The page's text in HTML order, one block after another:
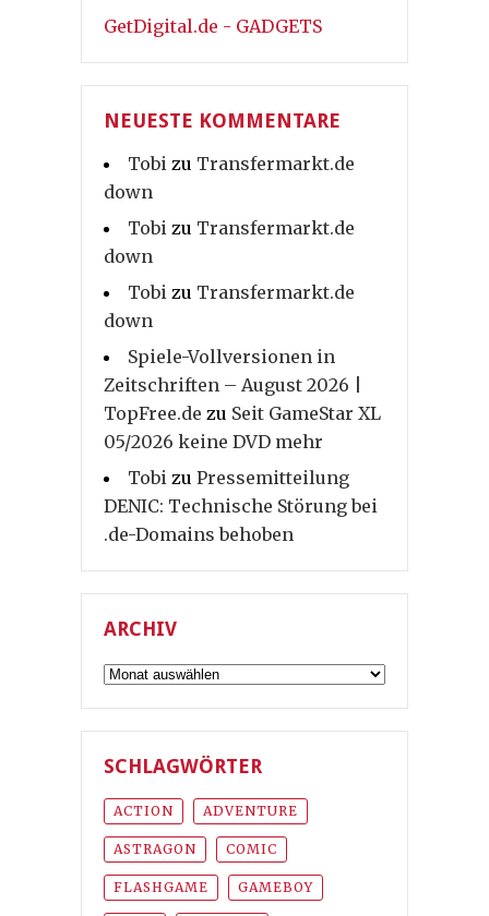
GetDigital.de - GADGETS
NEUESTE KOMMENTARE
Tobi zu Transfermarkt.de
down
Tobi zu Transfermarkt.de
down
Tobi zu Transfermarkt.de
down
Spiele-Vollversionen in
Zeitschriften – August 2026 |
TopFree.de zu Seit GameStar XL
05/2026 keine DVD mehr
Tobi zu Pressemitteilung
DENIC: Technische Störung bei
.de-Domains behoben
ARCHIV
Archiv
SCHLAGWÖRTER
ACTION ADVENTURE
ASTRAGON COMIC
FLASHGAME GAMEBOY